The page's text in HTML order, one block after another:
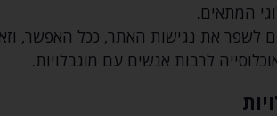
המתאים.
לשפר את נגישות האתר‚ ככל האפשר‚
לרבות אנשים עם מוגבלויות.